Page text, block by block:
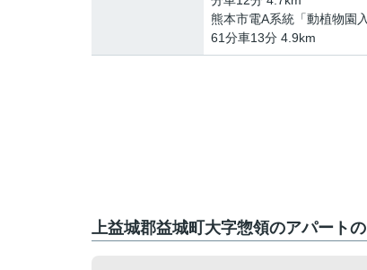
熊本市電A系統 「動植物園
61分車13分 4.9km
上益城郡益城町大字惣領のアパート